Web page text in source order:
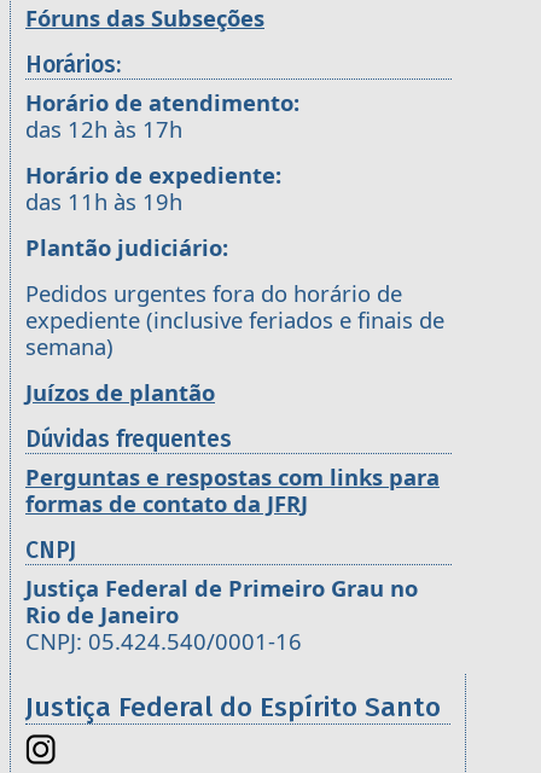
Fóruns das Subseções
Horários:
Horário de atendimento:
das 12h às 17h
Horário de expediente:
das 11h às 19h
Plantão judiciário:
Pedidos urgentes fora do horário de
expediente (inclusive feriados e finais de
semana)
Juízos de plantão
Dúvidas frequentes
Perguntas e respostas com links para
formas de contato da JFRJ
CNPJ
Justiça Federal de Primeiro Grau no
Rio de Janeiro
CNPJ: 05.424.540/0001-16
Justiça Federal do Espírito Santo